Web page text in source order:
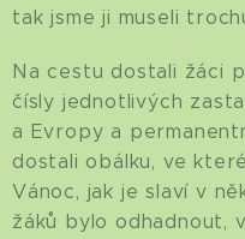
tak jsme ji museli
Na cestu dostali žáci
čísly jednotlivých
a Evropy a
dostali obálku, ve
Vánoc, jak je slaví v
žáků bylo odhadnout,